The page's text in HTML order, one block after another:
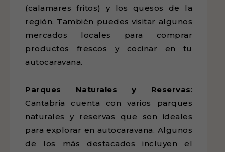
(calamares fritos) y los quesos de la
región. También puedes visitar algunos
mercados locales para comprar
productos frescos y cocinar en tu
autocaravana.
Parques Naturales y Reservas:
Cantabria cuenta con varios parques
naturales y reservas que son ideales
para explorar en autocaravana. Algunos
de los más destacados incluyen el